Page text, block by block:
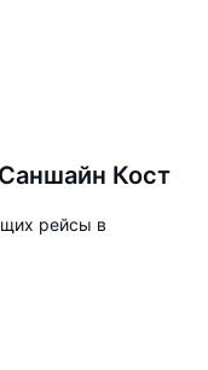
Кост
рейсы в